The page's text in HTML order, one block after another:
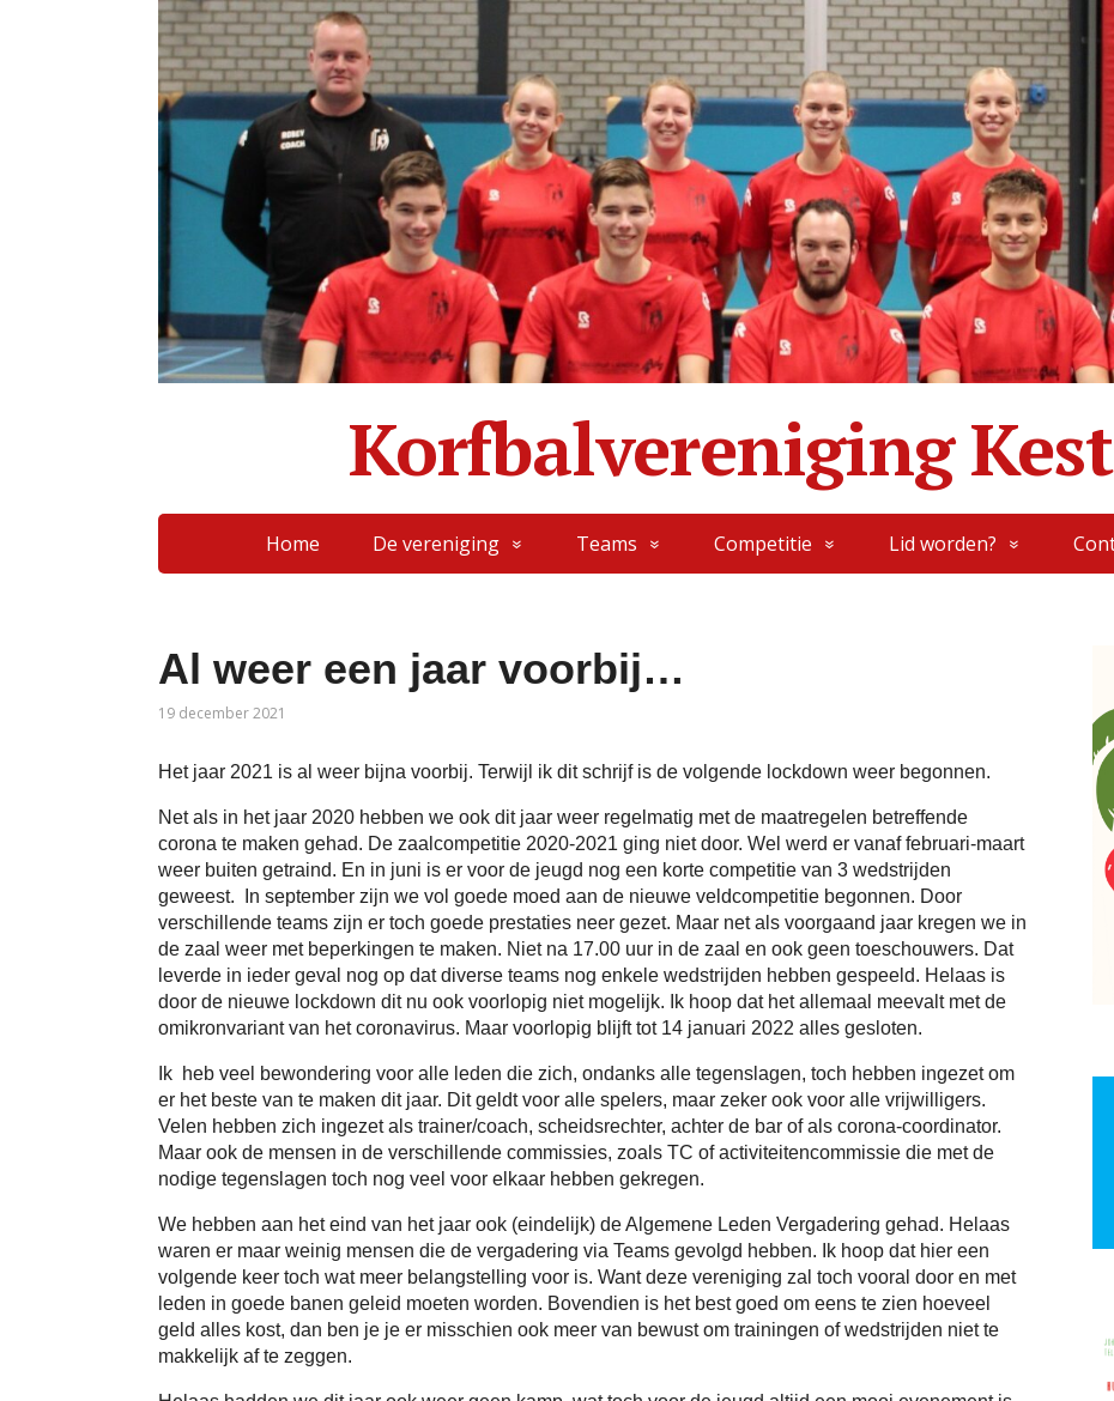
Korfbalvereniging
Home De vereniging Teams Competitie Lid worden?
Al weer een jaar voorbij…
19 december 2021
Het jaar 2021 is al weer bijna voorbij. Terwijl ik dit schrijf is de volgende lockdown weer begonnen.
Net als in het jaar 2020 hebben we ook dit jaar weer regelmatig met de maatregelen betreffende
corona te maken gehad. De zaalcompetitie 2020-2021 ging niet door. Wel werd er vanaf februari-maart
weer buiten getraind. En in juni is er voor de jeugd nog een korte competitie van 3 wedstrijden
geweest. In september zijn we vol goede moed aan de nieuwe veldcompetitie begonnen. Door
verschillende teams zijn er toch goede prestaties neer gezet. Maar net als voorgaand jaar kregen we in
de zaal weer met beperkingen te maken. Niet na 17.00 uur in de zaal en ook geen toeschouwers. Dat
leverde in ieder geval nog op dat diverse teams nog enkele wedstrijden hebben gespeeld. Helaas is
door de nieuwe lockdown dit nu ook voorlopig niet mogelijk. Ik hoop dat het allemaal meevalt met de
omikronvariant van het coronavirus. Maar voorlopig blijft tot 14 januari 2022 alles gesloten.
Ik heb veel bewondering voor alle leden die zich, ondanks alle tegenslagen, toch hebben ingezet om
er het beste van te maken dit jaar. Dit geldt voor alle spelers, maar zeker ook voor alle vrijwilligers.
Velen hebben zich ingezet als trainer/coach, scheidsrechter, achter de bar of als corona-coordinator.
Maar ook de mensen in de verschillende commissies, zoals TC of activiteitencommissie die met de
nodige tegenslagen toch nog veel voor elkaar hebben gekregen.
We hebben aan het eind van het jaar ook (eindelijk) de Algemene Leden Vergadering gehad. Helaas
waren er maar weinig mensen die de vergadering via Teams gevolgd hebben. Ik hoop dat hier een
volgende keer toch wat meer belangstelling voor is. Want deze vereniging zal toch vooral door en met
leden in goede banen geleid moeten worden. Bovendien is het best goed om eens te zien hoeveel
geld alles kost, dan ben je je er misschien ook meer van bewust om trainingen of wedstrijden niet te
makkelijk af te zeggen.